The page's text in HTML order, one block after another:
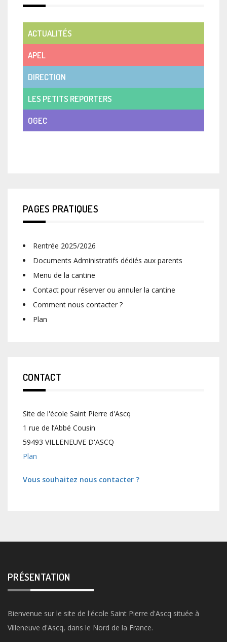
ACTUALITÉS
APEL
DIRECTION
LES PETITS REPORTERS
OGEC
PAGES PRATIQUES
Rentrée 2025/2026
Documents Administratifs dédiés aux parents
Menu de la cantine
Contact pour réserver ou annuler la cantine
Comment nous contacter ?
Plan
CONTACT
Site de l'école Saint Pierre d'Ascq
1 rue de l’Abbé Cousin
59493 VILLENEUVE D'ASCQ
Plan
Vous souhaitez nous contacter ?
PRÉSENTATION
Bienvenue sur le site de l'école Saint Pierre d'Ascq située à
Villeneuve d'Ascq, dans le Nord de la France.